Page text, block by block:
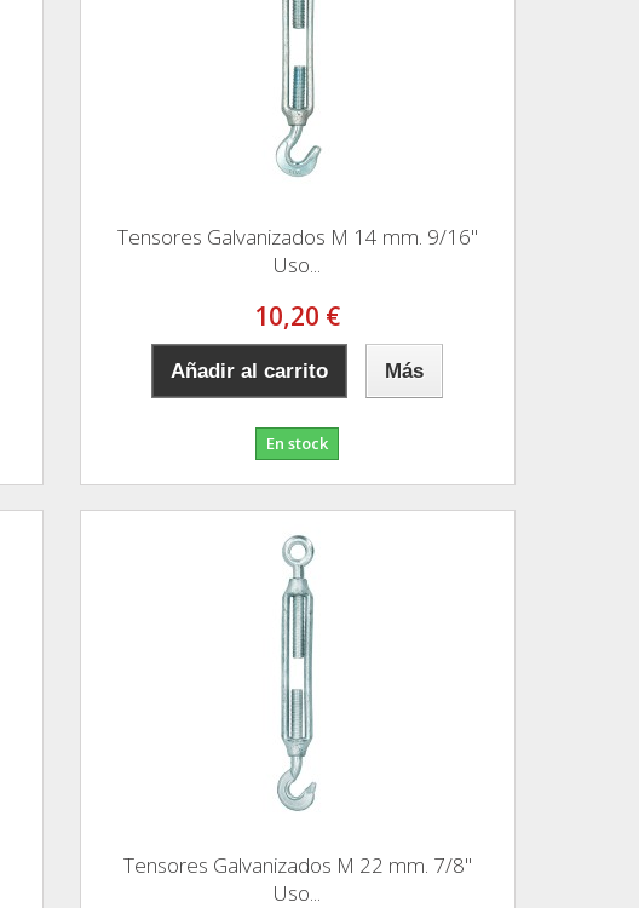
Tensores Galvanizados M 14 mm. 9/16"
Uso...
10,20 €
Añadir al carrito Más
En stock
Tensores Galvanizados M 22 mm. 7/8"
Uso...